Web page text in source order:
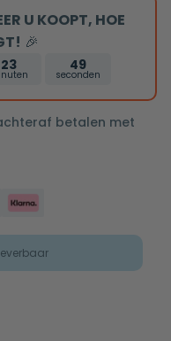
sensor
60x60cm
U KOOPT, HOE
🎉
23 49
seconden
betalen met